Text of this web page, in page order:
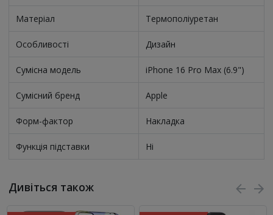
Матеріал Термополіуретан
Особливості Дизайн
Сумісна модель iPhone 16 Pro Max (6.9")
Сумісний бренд Apple
Форм-фактор Накладка
Функція підставки Ні
Дивіться також